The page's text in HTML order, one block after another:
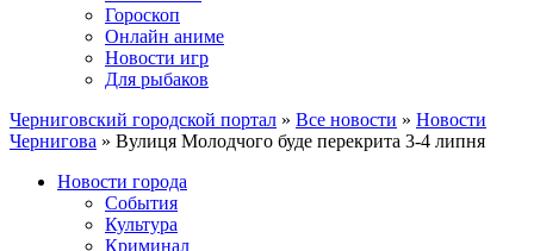
Гороскоп
Онлайн аниме
Новости игр
Для рыбаков
Черниговский городской портал » Все новости » Новости
Чернигова » Вулиця Молодчого буде перекрита 3-4 липня
Новости города
События
Культура
Криминал